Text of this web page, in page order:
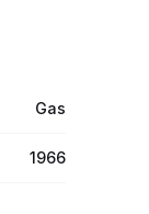
Gas
1966